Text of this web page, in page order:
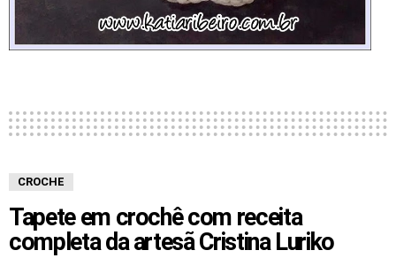
CROCHE
Tapete em crochê com receita
completa da artesã Cristina Luriko